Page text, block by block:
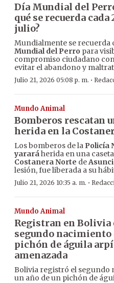
Día Mundial del
qué se recuerda cada
julio?
Mundialmente se recuerda
Mundial del Perro para
compromiso ciudadano
evitar el abandono y
Julio 21, 2026 05:08 p. m. ·
Mundo Animal
Bomberos rescatan
herida en la
Los bomberos de la Policía
yararáherida en una
Costanera Norte de
lesión, fue liberada a su
Julio 21, 2026 10:35 a. m. ·
Mundo Animal
Registran en Bolivia
segundo nacimiento
pichón de águila
amenazada
Bolivia registró el segundo
un año de un pichón de